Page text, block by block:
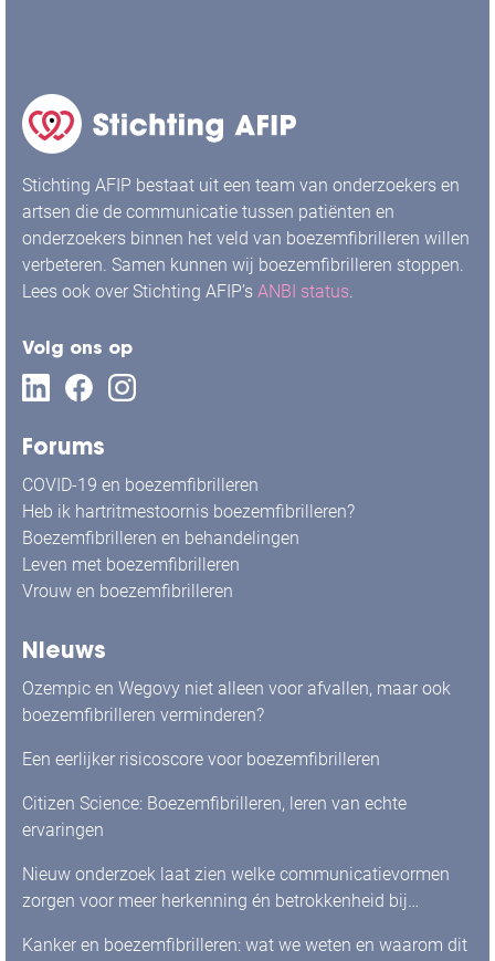
Stichting AFIP bestaat uit een team van onderzoekers en
artsen die de communicatie tussen patiënten en
onderzoekers binnen het veld van boezemfibrilleren willen
verbeteren. Samen kunnen wij boezemfibrilleren stoppen.
Lees ook over Stichting AFIP’s ANBI status.
Volg ons op
Forums
COVID-19 en boezemfibrilleren
Heb ik hartritmestoornis boezemfibrilleren?
Boezemfibrilleren en behandelingen
Leven met boezemfibrilleren
Vrouw en boezemfibrilleren
Nieuws
Ozempic en Wegovy niet alleen voor afvallen, maar ook
boezemfibrilleren verminderen?
Een eerlijker risicoscore voor boezemfibrilleren
Citizen Science: Boezemfibrilleren, leren van echte
ervaringen
Nieuw onderzoek laat zien welke communicatievormen
zorgen voor meer herkenning én betrokkenheid bij
Kanker en boezemfibrilleren: wat we weten en waarom dit